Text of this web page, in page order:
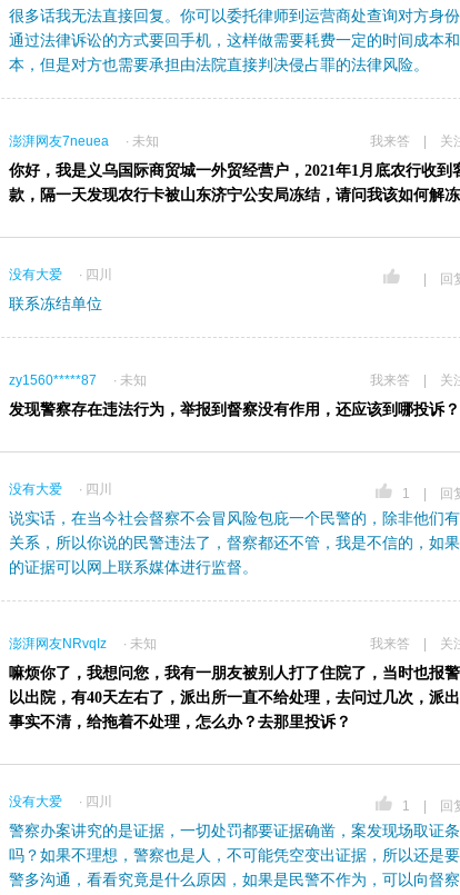
很多话我无法直接回复。你可以委托律师到运营商处查询对方身
通过法律诉讼的方式要回手机，这样做需要耗费一定的时间成本
本，但是对方也需要承担由法院直接判决侵占罪的法律风险。
澎湃网友7neuea ∙ 未知 我来答 关
你好，我是义乌国际商贸城一外贸经营户，2021年1月底农行收到
款，隔一天发现农行卡被山东济宁公安局冻结，请问我该如何解
没有大爱 ∙ 四川 回
联系冻结单位
zy1560*****87 ∙ 未知 我来答 关
发现警察存在违法行为，举报到督察没有作用，还应该到哪投诉？
没有大爱 ∙ 四川 1 回
说实话，在当今社会督察不会冒风险包庇一个民警的，除非他们
关系，所以你说的民警违法了，督察都还不管，我是不信的，如
的证据可以网上联系媒体进行监督。
澎湃网友NRvqIz ∙ 未知 我来答 关
嘛烦你了，我想问您，我有一朋友被别人打了住院了，当时也报
以出院，有40天左右了，派出所一直不给处理，去问过几次，派出
事实不清，给拖着不处理，怎么办？去那里投诉？
没有大爱 ∙ 四川 1 回
警察办案讲究的是证据，一切处罚都要证据确凿，案发现场取证
吗？如果不理想，警察也是人，不可能凭空变出证据，所以还是
警多沟通，看看究竟是什么原因，如果是民警不作为，可以向督